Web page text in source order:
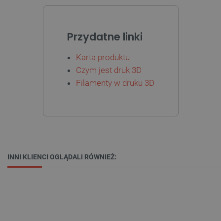
Przydatne linki
Karta produktu
Czym jest druk 3D
Filamenty w druku 3D
INNI KLIENCI OGLĄDALI RÓWNIEŻ: